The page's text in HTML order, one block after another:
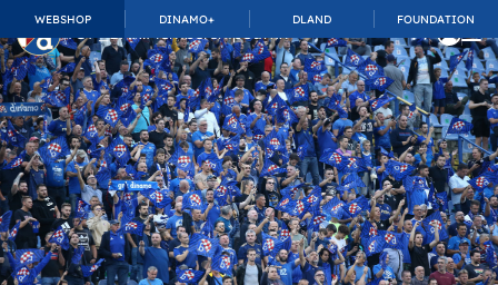
WEBSHOP DINAMO+ DLAND FOUNDATION
TOP_BAR.MembershipSuffix